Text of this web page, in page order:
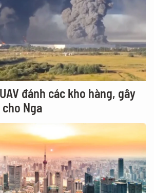
đánh các kho hàng, gây
Nga